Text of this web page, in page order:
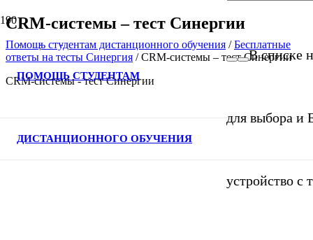
ПОМОЩЬ СТУДЕНТАМ
ДИСТАНЦИОННОГО ОБУЧЕНИЯ
В списке
для выбора и
устройство с
CRM-системы – тест Синергии
Помощь студентам дистанционного обучения /Бесплатные
ответы на тесты Синергия /CRM-системы – тест Синергии
CRM-системы - тест Синергии